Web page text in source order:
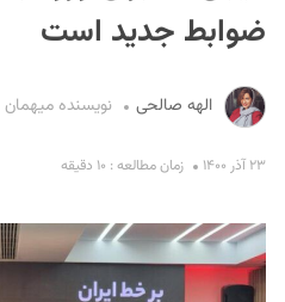
ضوابط جدید است
الهه صالحی نویسنده میهمان
۲۳ آذر ۱۴۰۰ زمان مطالعه : ۱۰ دقیقه